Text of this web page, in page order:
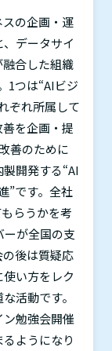
の企画・運
データサイ
合した組織
1つは“AIビジ
ぞれ所属して
を企画・提
善のために
開発する“AI
”です。全社
らうかを考
ーが全国の支
後は質疑応
い方をレク
活動です。
勉強会開催
ようになり